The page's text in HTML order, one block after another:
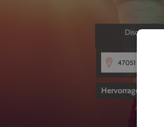
Discjockeys
Hervorragend